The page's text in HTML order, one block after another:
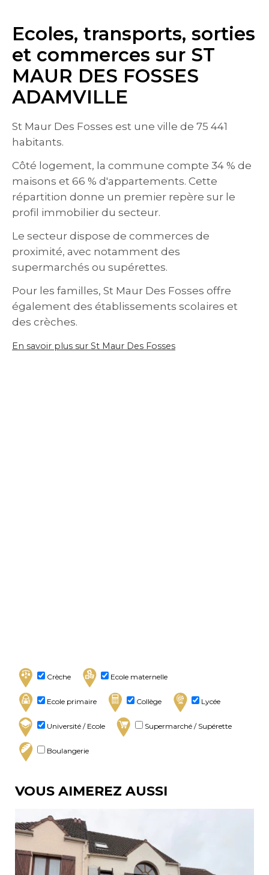
Ecoles, transports, sorties
et commerces sur ST
MAUR DES FOSSES
ADAMVILLE
St Maur Des Fosses est une ville de 75 441
habitants.
Côté logement, la commune compte 34 % de
maisons et 66 % d'appartements. Cette
répartition donne un premier repère sur le
profil immobilier du secteur.
Le secteur dispose de commerces de
proximité, avec notamment des
supermarchés ou supérettes.
Pour les familles, St Maur Des Fosses offre
également des établissements scolaires et
des crèches.
En savoir plus sur St Maur Des Fosses
Crèche Ecole maternelle
Ecole primaire Collège Lycée
Université / Ecole Supermarché / Supérette
Boulangerie
VOUS AIMEREZ AUSSI